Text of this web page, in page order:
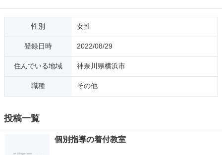
てきました。 そこでわかったことは、着物離れの大きな原因の一
つが、着物本来の知識について、60代くらいの方までもが知らな
い世代という現実です。 その結果箪笥に残された着物も処分され
てしまう。着物の価値を知ることで、蘇らせて活用できるものが
あり、着物の特長として次世代までも継承していけるものあるこ
とを『着物整理帖』を考案作成して《蘇活継承》ということを伝
えています。 オンライン着物セミナーや着物整理のアドバイスを
そして着物でワクワク、キラキラした生活、人生を手に入れまし
性別 女性
登録日時 2022/08/29
住んでいる地域 神奈川県横浜市
職種 その他
投稿一覧
個別指導の着付教室